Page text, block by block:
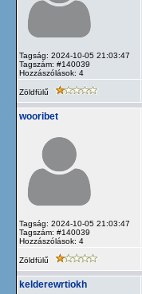
Tagság: 2024-10-05 21:03:47
Tagszám: #140039
Hozzászólások: 4
Zöldfülű
wooribet
Tagság: 2024-10-05 21:03:47
Tagszám: #140039
Hozzászólások: 4
Zöldfülű
kelderewrtiokh